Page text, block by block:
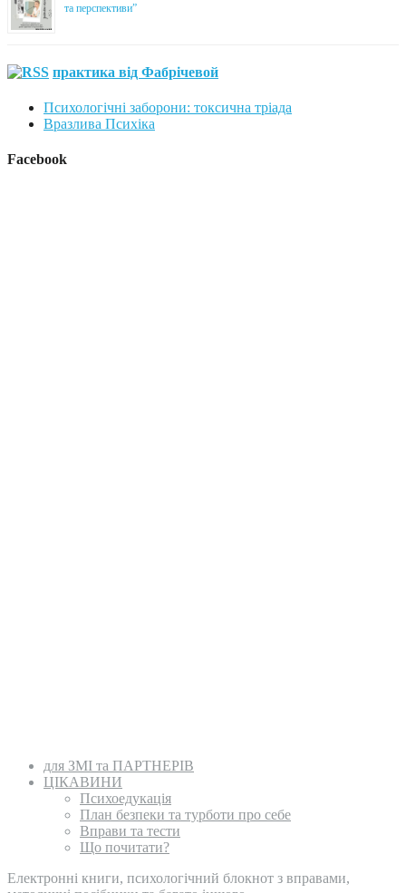
та перспективи”
практика від Фабрічевой
Психологічні заборони: токсична тріада
Вразлива Психіка
Facebook
для ЗМІ та ПАРТНЕРІВ
ЦІКАВИНИ
Психоедукація
План безпеки та турботи про себе
Вправи та тести
Що почитати?
Електронні книги, психологічний блокнот з вправами,